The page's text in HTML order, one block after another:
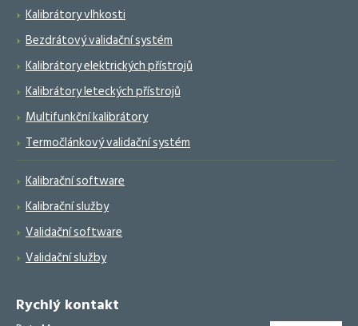
Kalibrátory vlhkosti
Bezdrátový validační systém
Kalibrátory elektrických přístrojů
Kalibrátory leteckých přístrojů
Multifunkční kalibrátory
Termočlánkový validační systém
Kalibrační software
Kalibrační služby
Validační software
Validační služby
Rychlý kontakt